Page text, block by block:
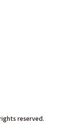
reserved.